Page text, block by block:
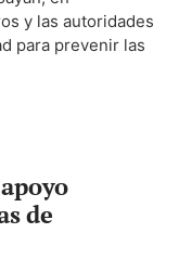
y las autoridades
para prevenir las
de